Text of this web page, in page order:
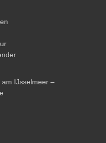
IJsselmeer –